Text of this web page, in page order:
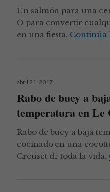
Un salmón para una
O para convertir
en una fiesta. Continúa
Publicado
abril 21, 2017
Rabo de buey a
temperatura en Le
Rabo de buey a baja
cocinado en una
Creuset de toda la vida.